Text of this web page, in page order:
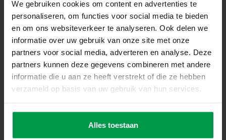
We gebruiken cookies om content en advertenties te
personaliseren, om functies voor social media te bieden
en om ons websiteverkeer te analyseren. Ook delen we
informatie over uw gebruik van onze site met onze
partners voor social media, adverteren en analyse. Deze
partners kunnen deze gegevens combineren met andere
informatie die u aan ze heeft verstrekt of die ze hebben
verzameld op basis van uw gebruik van hun services.
Alles toestaan
Mini Shrinkies –
Charms Lovely
Ocean
Minimale
leeftijd
5+
Mini Shrinkies –
Charms Unicorn
Sweeties
Minimale